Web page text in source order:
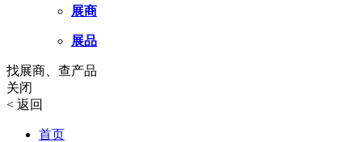
展商
展品
找展商、查产品
关闭
< 返回
首页